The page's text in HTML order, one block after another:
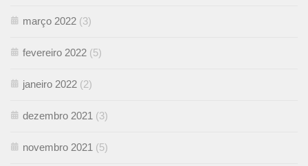
março 2022 (3)
fevereiro 2022 (5)
janeiro 2022 (2)
dezembro 2021 (3)
novembro 2021 (5)